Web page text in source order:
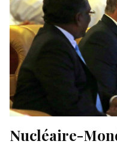
Nucléaire-